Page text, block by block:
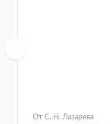
От С. Н. Лазарева